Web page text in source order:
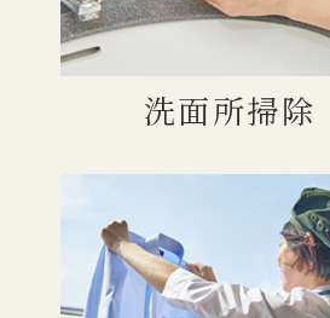
洗面所掃除